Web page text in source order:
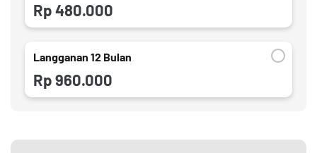
Rp 480.000
Langganan 12 Bulan
Rp 960.000